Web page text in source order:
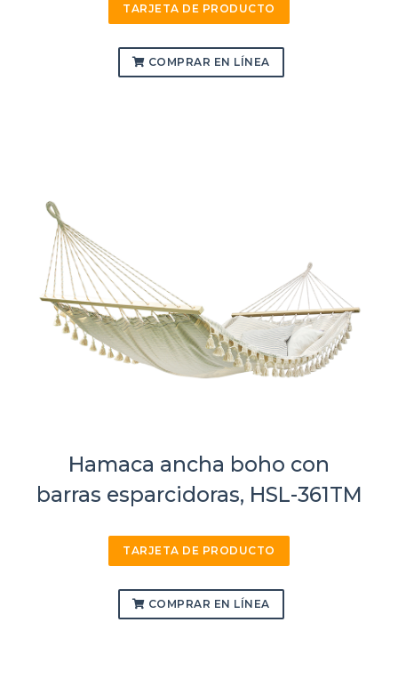
TARJETA DE PRODUCTO
COMPRAR EN LÍNEA
Hamaca ancha boho con
barras esparcidoras, HSL-361TM
TARJETA DE PRODUCTO
COMPRAR EN LÍNEA